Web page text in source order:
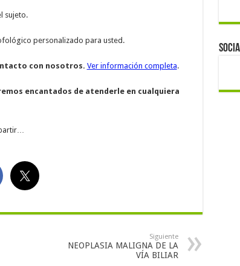
sujeto.
personalizado para usted.
con nosotros. Ver información completa.
encantados de atenderle en cualquiera
Siguiente
NEOPLASIA MALIGNA DE LA
VÍA BILIAR